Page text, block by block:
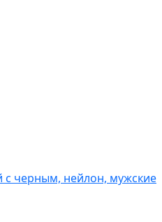
с черным, нейлон, мужские